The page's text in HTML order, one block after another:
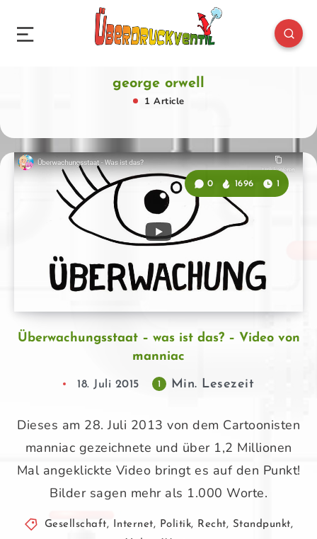
george orwell
1 Article
Überwachungsstaat – was ist das? – Video von
manniac
0 1696 1
18. Juli 2015 1 Min. Lesezeit
Dieses am 28. Juli 2013 von dem Cartoonisten
manniac gezeichnete und über 1,2 Millionen
Mal angeklickte Video bringt es auf den Punkt!
Bilder sagen mehr als 1.000 Worte.
Gesellschaft, Internet, Politik, Recht, Standpunkt,